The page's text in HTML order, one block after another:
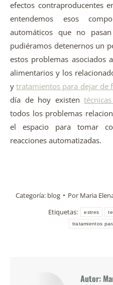
efectos contraproducentes
entendemos esos
automáticos que no
pudiéramos detenernos un
estos problemas asociados
alimentarios y los
ytratamientos para dejar de
día de hoy existen
todos los problemas
el espacio para tomar
reacciones automatizadas.
Categoría: blog Por Maria
Etiquetas:
estres
tratamientos
Autor: